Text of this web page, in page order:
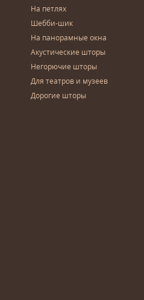
На петлях
Шебби-шик
На панорамные окна
Акустические шторы
Негорючие шторы
Для театров и музеев
Дорогие шторы